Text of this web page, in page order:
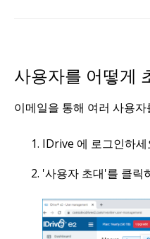
사용자를 어떻게
이메일을 통해 여러 사용
IDrive 에 로그인하세
'사용자 초대'를 클릭